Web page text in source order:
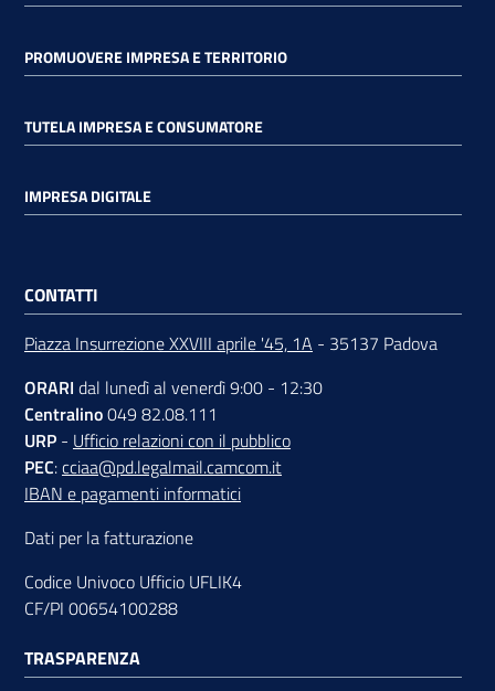
PROMUOVERE IMPRESA E TERRITORIO
TUTELA IMPRESA E CONSUMATORE
IMPRESA DIGITALE
CONTATTI
Piazza Insurrezione XXVIII aprile '45, 1A - 35137 Padova
ORARI dal lunedì al venerdì 9:00 - 12:30
Centralino049 82.08.111
URP - Ufficio relazioni con il pubblico
PEC:cciaa@pd.legalmail.camcom.it
IBAN e pagamenti informatici
Dati per la fatturazione
Codice Univoco Ufficio UFLIK4
CF/PI 00654100288
TRASPARENZA